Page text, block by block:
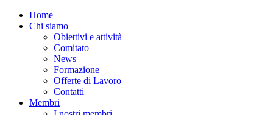
Home
Chi siamo
Obiettivi e attività
Comitato
News
Formazione
Offerte di Lavoro
Contatti
Membri